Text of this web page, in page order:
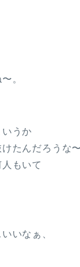
。
うか
たんだろうな
もいて
いなぁ、